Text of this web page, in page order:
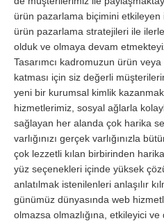
ürün pazarlama biçimini
ürün pazarlama stratejileri ile
olduk ve olmaya devam
Tasarımcı kadromuzun ürün
katması için siz değerli
yeni bir kurumsal kimlik
hizmetlerimiz, sosyal ağlarla
sağlayan her alanda çok harika
varlığınızı gerçek varlığınızla
çok lezzetli kılan birbirinden
yüz seçenekleri içinde yüksek
anlatılmak istenilenleri anlaşılır
günümüz dünyasında web
olmazsa olmazlığına, etkileyici